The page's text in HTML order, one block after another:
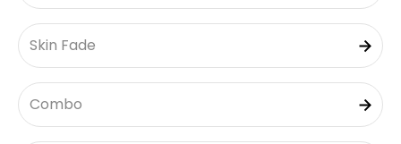
Skin Fade
Combo